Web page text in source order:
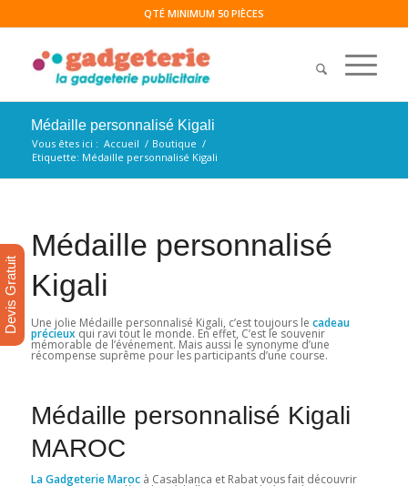
QTÉ MINIMUM 50 PIÈCES
Médaille personnalisé Kigali
Vous êtes ici : Accueil / Boutique /
Etiquette: Médaille personnalisé Kigali
Médaille personnalisé
Kigali
Une jolie Médaille personnalisé Kigali, c’est toujours le cadeau
précieuxqui ravi tout le monde. En effet, C’est le souvenir
mémorable de l’événement. Mais aussi le synonyme d’une
récompense suprême pour les participants d’une course.
Médaille personnalisé Kigali
MAROC
La Gadgeterie Marocà Casablanca et Rabat vous fait découvrir
Devis Gratuit